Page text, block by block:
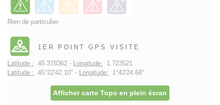
Rien de particulier
1ER POINT GPS VISITE
Latitude : 45.378362 - Longitude: 1.723521
Latitude : 45°22'42.10" - Longitude: 1°43'24.68"
Afficher carte Topo en plein écran